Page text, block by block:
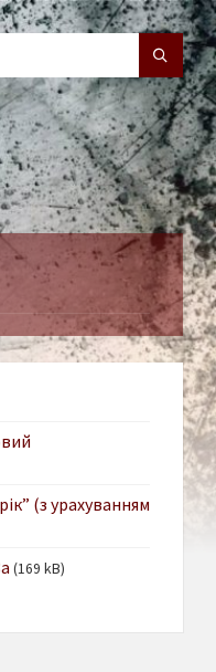
(з урахуванням
(169 kB)